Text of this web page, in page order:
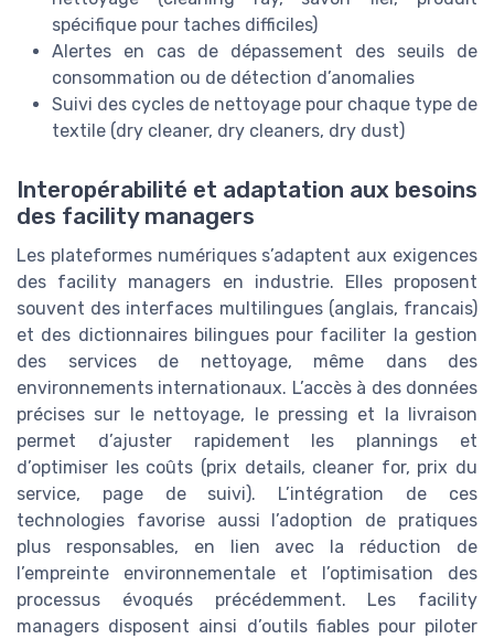
spécifique pour taches difficiles)
Alertes en cas de dépassement des seuils de
consommation ou de détection d’anomalies
Suivi des cycles de nettoyage pour chaque type de
textile (dry cleaner, dry cleaners, dry dust)
Interopérabilité et adaptation aux besoins
des facility managers
Les plateformes numériques s’adaptent aux exigences
des facility managers en industrie. Elles proposent
souvent des interfaces multilingues (anglais, francais)
et des dictionnaires bilingues pour faciliter la gestion
des services de nettoyage, même dans des
environnements internationaux. L’accès à des données
précises sur le nettoyage, le pressing et la livraison
permet d’ajuster rapidement les plannings et
d’optimiser les coûts (prix details, cleaner for, prix du
service, page de suivi). L’intégration de ces
technologies favorise aussi l’adoption de pratiques
plus responsables, en lien avec la réduction de
l’empreinte environnementale et l’optimisation des
processus évoqués précédemment. Les facility
managers disposent ainsi d’outils fiables pour piloter